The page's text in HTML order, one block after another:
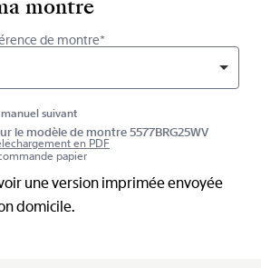
montre
de montre*
suivant
le modèle de montre 5577BRG25WV
en PDF
papier
une version imprimée envoyée
domicile.